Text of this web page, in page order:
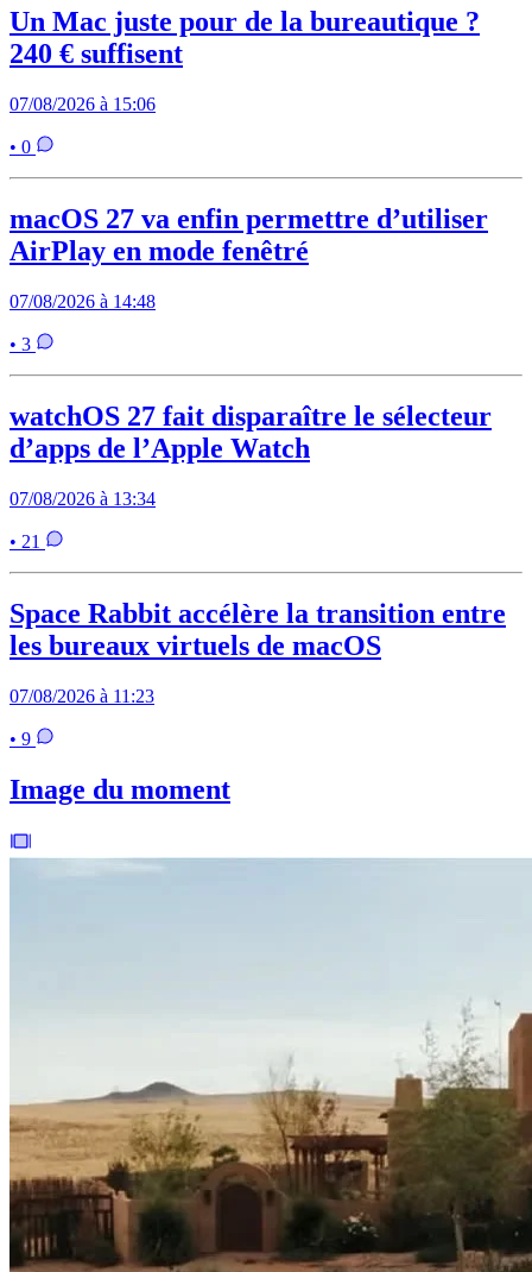
Un Mac juste pour de la bureautique ?
240 € suffisent
07/08/2026 à 15:06
• 0
macOS 27 va enfin permettre d’utiliser
AirPlay en mode fenêtré
07/08/2026 à 14:48
• 3
watchOS 27 fait disparaître le sélecteur
d’apps de l’Apple Watch
07/08/2026 à 13:34
• 21
Space Rabbit accélère la transition entre
les bureaux virtuels de macOS
07/08/2026 à 11:23
• 9
Image du moment